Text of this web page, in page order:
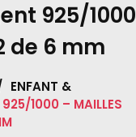
925/1000
de 6 mm
ENFANT &
1000 – MAILLES